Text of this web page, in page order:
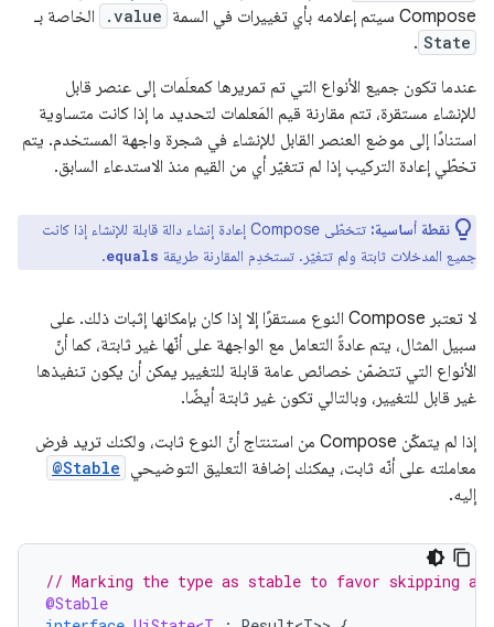
Compose سيتم إعلامه بأي تغييرات في السمة
.value الخاصة بـ
State
.
عندما تكون جميع الأنواع التي تم تمريرها كمعلَمات إلى عنصر قابل
للإنشاء مستقرة، تتم مقارنة قيم المَعلمات لتحديد ما إذا كانت متساوية
استنادًا إلى موضع العنصر القابل للإنشاء في شجرة واجهة المستخدم. يتم
تخطّي إعادة التركيب إذا لم تتغيّر أي من القيم منذ الاستدعاء السابق.
نقطة أساسية:
تتخطّى Compose إعادة إنشاء دالة قابلة للإنشاء إذا كانت
جميع المدخلات ثابتة ولم تتغيّر. تستخدِم المقارنة طريقة equals
.
لا تعتبر Compose النوع مستقرًا إلا إذا كان بإمكانها إثبات ذلك. على
سبيل المثال، يتم عادةً التعامل مع الواجهة على أنّها غير ثابتة، كما أنّ
الأنواع التي تتضمّن خصائص عامة قابلة للتغيير يمكن أن يكون تنفيذها
غير قابل للتغيير، وبالتالي تكون غير ثابتة أيضًا.
إذا لم يتمكّن Compose من استنتاج أنّ النوع ثابت، ولكنك تريد فرض
معاملته على أنّه ثابت، يمكنك إضافة التعليق التوضيحي @Stable
إليه.
// Marking the type as stable to favor skipping
@Stable